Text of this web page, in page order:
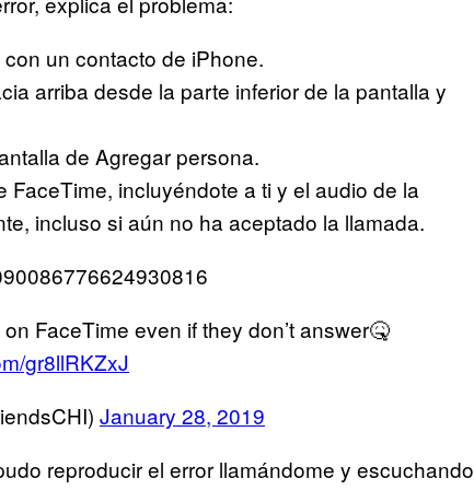
un contacto de iPhone.
arriba desde la parte inferior de la pantalla y
de Agregar persona.
incluyéndote a ti y el audio de la
incluso si aún no ha aceptado la llamada.
FaceTime even if they don’t answer🤒
gr8llRKZxJ
January 28, 2019
reproducir el error llamándome y escuchando